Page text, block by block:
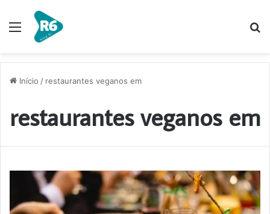
Menu
Início / restaurantes veganos em
restaurantes veganos em